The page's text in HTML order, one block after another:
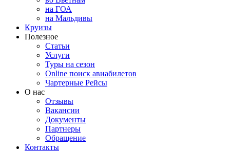
на ГОА
на Мальдивы
Круизы
Полезное
Статьи
Услуги
Туры на сезон
Online поиск авиабилетов
Чартерные Рейсы
О нас
Отзывы
Вакансии
Документы
Партнеры
Обращение
Контакты